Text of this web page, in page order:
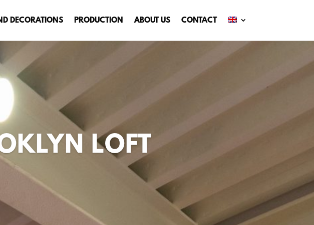
DECORATIONS PRODUCTION ABOUT US CONTACT
LOFT